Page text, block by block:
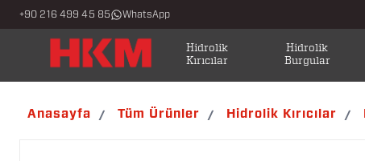
+90 216 499 45 85 WhatsApp
Hidrolik
Kırıcılar
Hidrolik
Burgular
Anasayfa / Tüm Ürünler / Hidrolik Kırıcılar /